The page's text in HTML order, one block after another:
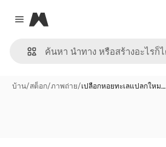
Close menu
Magnific
บ้าน/สต็อก/ภาพถ่าย/เปลือกหอยทะเลแปลกใหม…